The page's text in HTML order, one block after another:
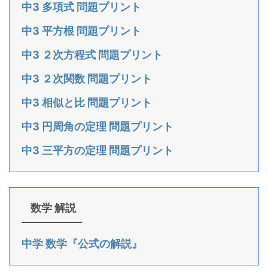
中3 多項式 問題プリント
中3 平方根 問題プリント
中3 ２次方程式 問題プリント
中3 ２次関数 問題プリント
中3 相似と比 問題プリント
中3 円周角の定理 問題プリント
中3 三平方の定理 問題プリント
数学 解説
中学 数学『公式の解説』